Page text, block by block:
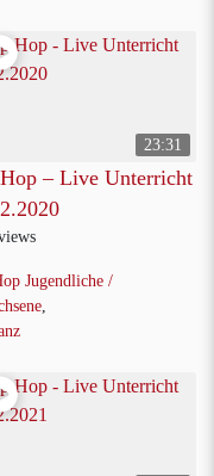
23:31
– Live Unterricht
Jugendliche /
,